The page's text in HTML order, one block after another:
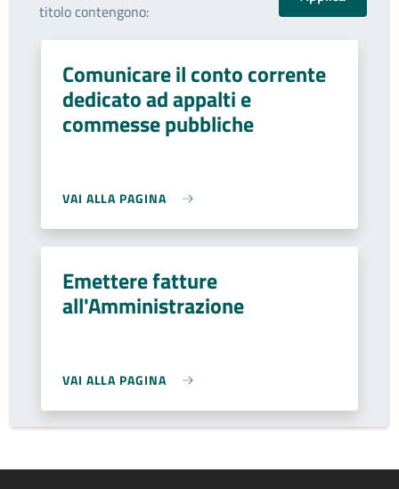
titolo contengono:
Comunicare il conto corrente
dedicato ad appalti e
commesse pubbliche
VAI ALLA PAGINA
Emettere fatture
all'Amministrazione
VAI ALLA PAGINA